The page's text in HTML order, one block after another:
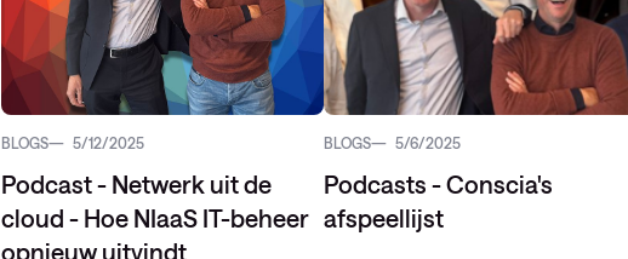
BLOGS 5/12/2025
Podcast - Netwerk uit de
cloud - Hoe NIaaS IT-beheer
opnieuw uitvindt
BLOGS 5/6/2025
Podcasts - Conscia's
afspeellijst